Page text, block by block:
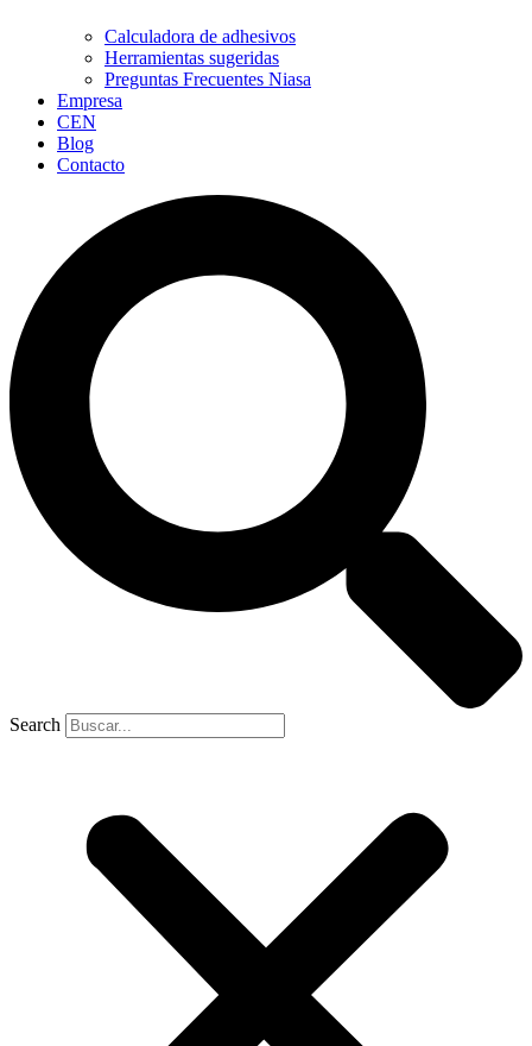
Calculadora de adhesivos
Herramientas sugeridas
Preguntas Frecuentes Niasa
Empresa
CEN
Blog
Contacto
Search